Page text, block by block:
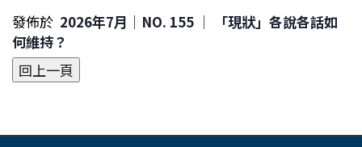
發佈於 2026年7月｜NO. 155 │ 「現狀」各說各話如
何維持？